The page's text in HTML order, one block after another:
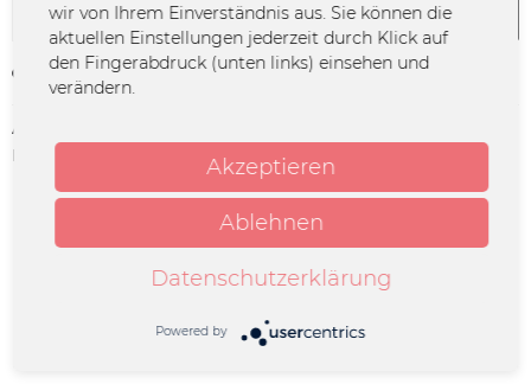
In den Warenkorb
Merken
Artikel-Nr.:
Herstellerinfo:
Merchcowboy GmbH & Co. KG
Friedrich-Ebert-Straße 7 | 48153
Münster |
support@merchcowboy.com
hat (: passt für alle köpfe, ist...mehr
wir von Ihrem Einverständnis aus. Sie können die
aktuellen Einstellungen jederzeit durch Klick auf
den Fingerabdruck (unten links) einsehen und
verändern.
Akzeptieren
Ablehnen
Datenschutzerklärung
Powered by